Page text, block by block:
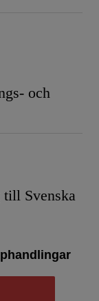
och
till Svenska